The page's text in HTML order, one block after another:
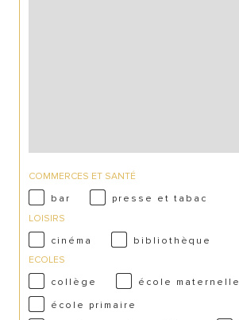
COMMERCES ET SANTÉ
bar
presse et tabac
LOISIRS
cinéma
bibliothèque
ECOLES
collège
école maternelle
école primaire